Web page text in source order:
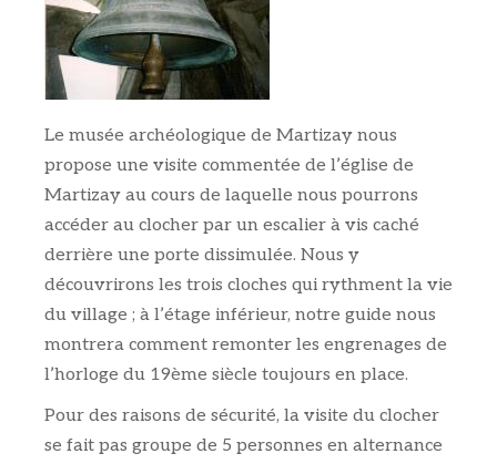
Le musée archéologique de Martizay nous
propose une visite commentée de l’église de
Martizay au cours de laquelle nous pourrons
accéder au clocher par un escalier à vis caché
derrière une porte dissimulée. Nous y
découvrirons les trois cloches qui rythment la vie
du village ; à l’étage inférieur, notre guide nous
montrera comment remonter les engrenages de
l’horloge du 19ème siècle toujours en place.
Pour des raisons de sécurité, la visite du clocher
se fait pas groupe de 5 personnes en alternance